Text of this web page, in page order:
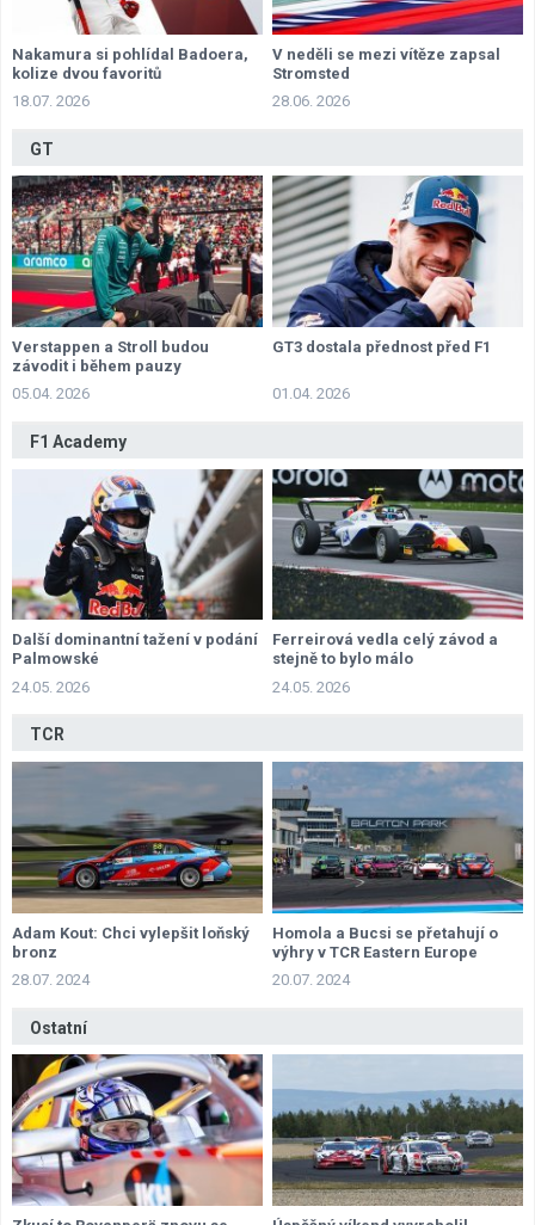
Nakamura si pohlídal Badoera,
kolize dvou favoritů
18.07. 2026
V neděli se mezi vítěze zapsal
Stromsted
28.06. 2026
GT
Verstappen a Stroll budou
závodit i během pauzy
05.04. 2026
GT3 dostala přednost před F1
01.04. 2026
F1 Academy
Další dominantní tažení v podání
Palmowské
24.05. 2026
Ferreirová vedla celý závod a
stejně to bylo málo
24.05. 2026
TCR
Adam Kout: Chci vylepšit loňský
bronz
28.07. 2024
Homola a Bucsi se přetahují o
výhry v TCR Eastern Europe
20.07. 2024
Ostatní